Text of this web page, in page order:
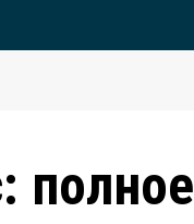
полное